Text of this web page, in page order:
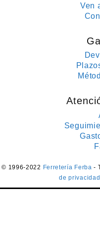
Ven
© 1996-2022 Ferretería Ferba-
de privacidad